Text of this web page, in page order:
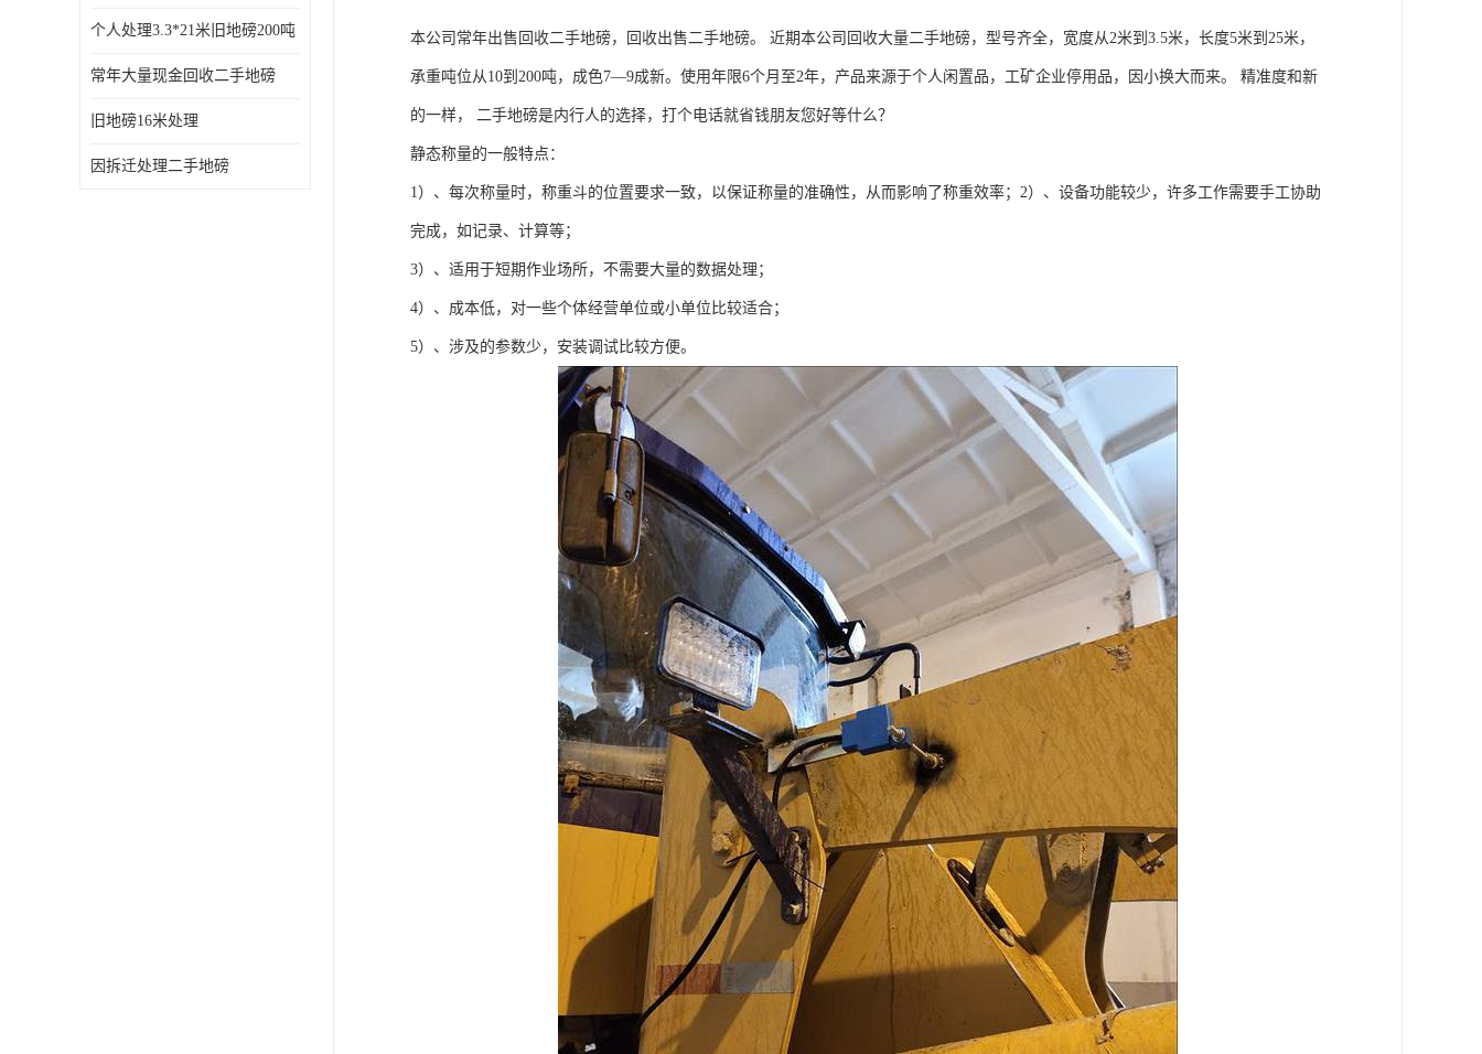
个人处理3.3*21米旧地磅200吨
常年大量现金回收二手地磅
旧地磅16米处理
因拆迁处理二手地磅
本公司常年出售回收二手地磅，回收出售二手地磅。 近期本公司回收大量二手地磅，型号齐全，宽度从2米到3.5米，长度5米到25米，
承重吨位从10到200吨，成色7—9成新。使用年限6个月至2年，产品来源于个人闲置品，工矿企业停用品，因小换大而来。 精准度和新
的一样， 二手地磅是内行人的选择，打个电话就省钱朋友您好等什么？
静态称量的一般特点：
1）、每次称量时，称重斗的位置要求一致，以保证称量的准确性，从而影响了称重效率；2）、设备功能较少，许多工作需要手工协助
完成，如记录、计算等；
3）、适用于短期作业场所，不需要大量的数据处理；
4）、成本低，对一些个体经营单位或小单位比较适合；
5）、涉及的参数少，安装调试比较方便。